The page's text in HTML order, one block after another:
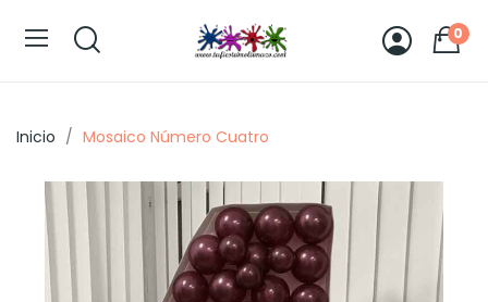
0
Inicio Mosaico Número Cuatro